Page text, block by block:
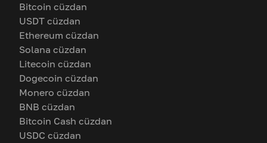
Bitcoin cüzdan
USDT cüzdan
Ethereum cüzdan
Solana cüzdan
Litecoin cüzdan
Dogecoin cüzdan
Monero cüzdan
BNB cüzdan
Bitcoin Cash cüzdan
USDC cüzdan